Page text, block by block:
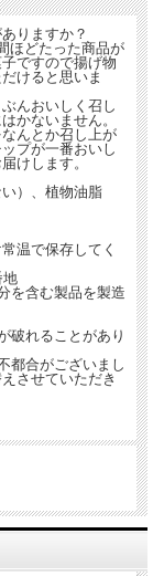
プがご自宅でお召し上
す。クロネコメンバー
ださい。
りますか？
ほどたった商品が
ですので揚げ物
けると思いま
んおいしく召し
かないません。
んとか召し上が
プが一番おいし
けします。
）、植物油脂
温で保存してく
を含む製品を製造
破れることがあり
都合がございまし
させていただき